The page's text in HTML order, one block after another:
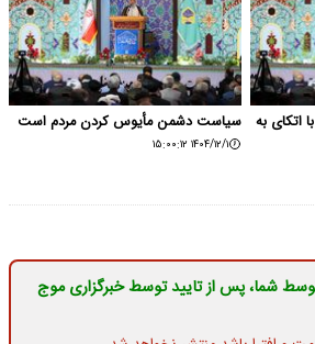
اتکای به
سیاست دشمن مأیوس کردن مردم است
۱۴۰۴/۱۲/۱ ۱۵:۰۰:۱۲
شما، پس از تایید توسط خبرگزاری موج